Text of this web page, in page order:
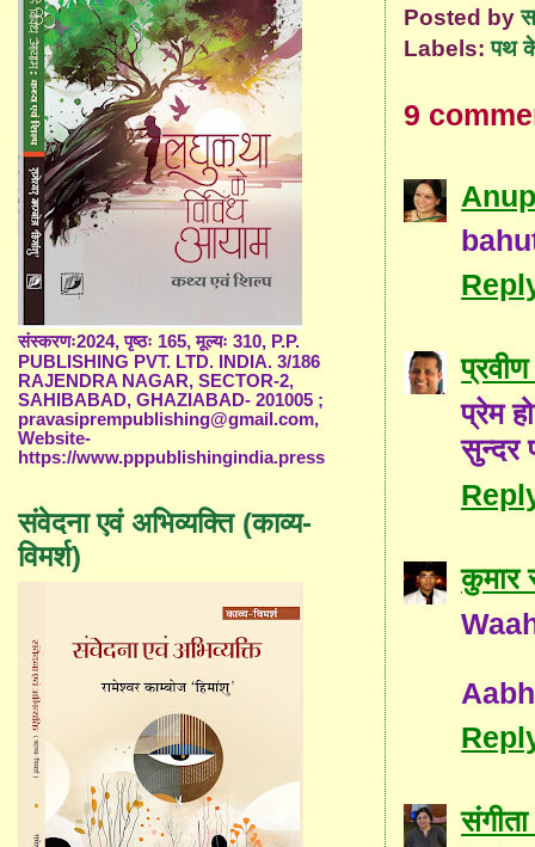
Posted by
Labels:पथ
9
प्रेम
सुन्दर
कुमार
संस्करणः2024, पृष्ठः 165, मूल्यः 310, P.P.
PUBLISHING PVT. LTD. INDIA. 3/186
RAJENDRA NAGAR, SECTOR-2,
SAHIBABAD, GHAZIABAD- 201005 ;
pravasiprempublishing@gmail.com,
Website-
https://www.pppublishingindia.press
संवेदना एवं अभिव्यक्ति (काव्य-
विमर्श)